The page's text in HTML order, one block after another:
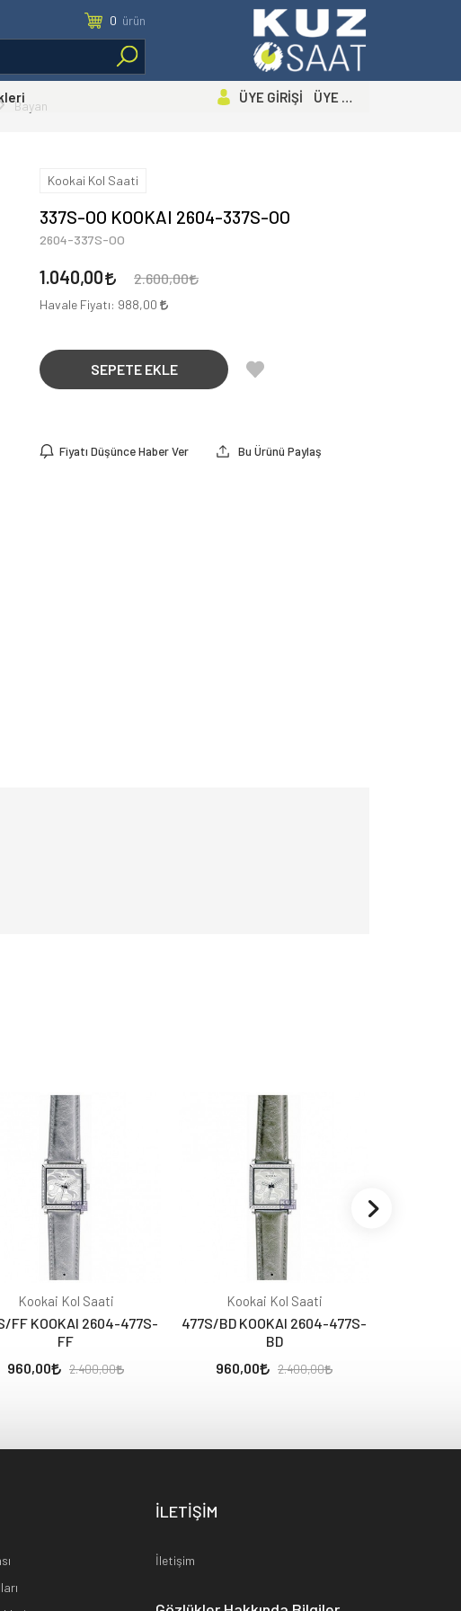
0 ürün
ÜYE GİRİŞİ ÜYE OL
Bayan
Kookai Kol Saati
337S-OO KOOKAI 2604-337S-OO
2604-337S-OO
1.040,00 2.600,00
Havale Fiyatı: 988,00
SEPETE EKLE
Fiyatı Düşünce Haber Ver Bu Ürünü Paylaş
Kookai Kol Saati
FF KOOKAI 2604-477S-
FF
960,00
2.400,00
Kookai Kol Saati
477S/BD KOOKAI 2604-477S-
BD
960,00
2.400,00
İLETİŞİM
İletişim